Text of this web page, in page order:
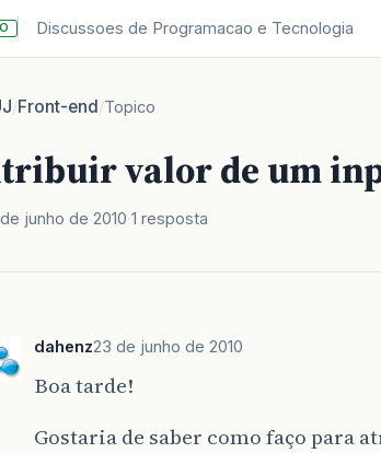
Discussoes de Programacao e Tecnologia
/Front-end/Topico
valor de um
junho de 2010 1 resposta
dahenz23 de junho de 2010
Boa tarde!
Gostaria de saber como faço para